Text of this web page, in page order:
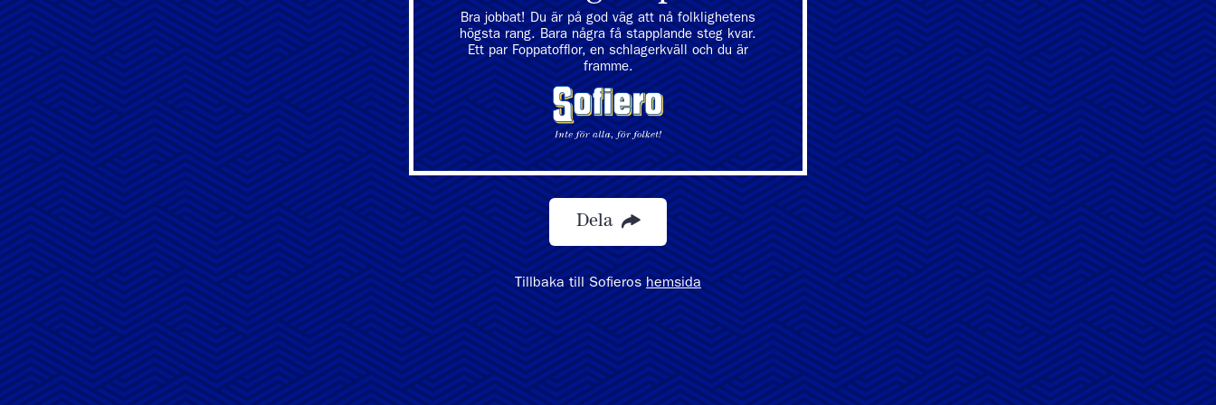
Bra jobbat! Du är på god väg att nå folklighetens
högsta rang. Bara några få stapplande steg kvar.
Ett par Foppatofflor, en schlagerkväll och du är
framme.
Dela
Tillbaka till Sofieroshemsida